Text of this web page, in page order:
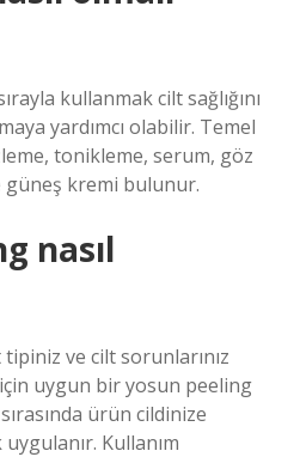
kullanmak cilt sağlığını
yardımcı olabilir. Temel
tonikleme, serum, göz
güneş kremi bulunur.
nasıl
ve cilt sorunlarınız
uygun bir yosun peeling
ürün cildinize
Kullanım